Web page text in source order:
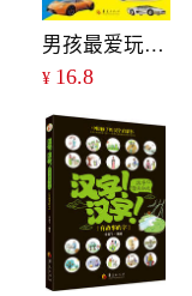
男孩最爱玩的超酷汽车贴纸书：酷车和概念车
¥ 16.8